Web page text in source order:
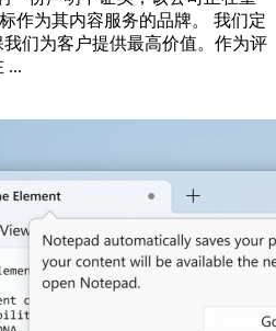
作为其内容服务的品牌。 我们定
们为客户提供最高价值。作为评
...